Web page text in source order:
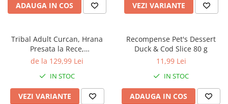
ADAUGA IN COS VEZI VARIANTE
Tribal Adult Curcan, Hrana
Presata la Rece,
Hipoalergenica
de la 129,99 Lei
IN STOC
VEZI VARIANTE
Recompense Pet's Dessert
Duck & Cod Slice 80 g
11,99 Lei
IN STOC
ADAUGA IN COS